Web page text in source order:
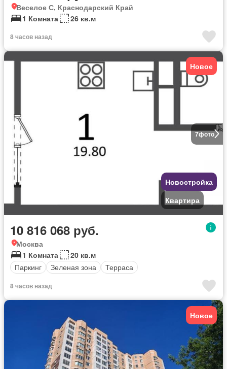
Веселое С, Краснодарский Край
1 Комната
26 кв.м
8 часов назад
7фото
Новое
Новостройка
Квартира
10 816 068 руб.
Москва
1 Комната
20 кв.м
Паркинг
Зеленая зона Терраса
8 часов назад
Новое